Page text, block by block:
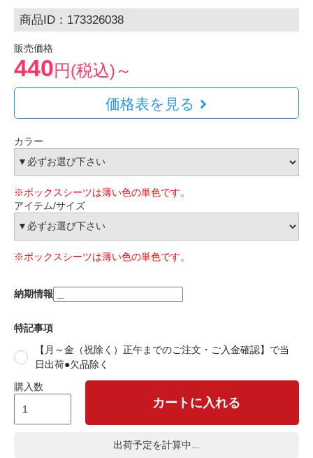
商品ID：173326038
販売価格
440円(税込)～
価格表を見る
カラー
※ボックスシーツは薄い色の単色です。
アイテム/サイズ
※ボックスシーツは薄い色の単色です。
納期情報
特記事項
【月～金（祝除く）正午までのご注文・ご入金確認】で当
日出荷●欠品除く
購入数
カートに入れる
出荷予定を計算中...